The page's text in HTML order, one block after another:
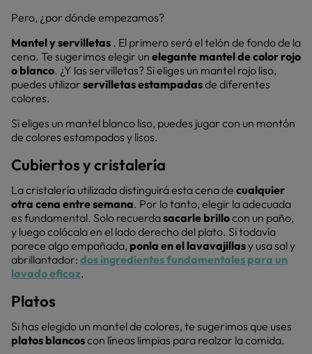
Pero, ¿por dónde empezamos?
Mantel y servilletas . El primero será el telón de fondo de la
cena. Te sugerimos elegir un elegante mantel de color rojo
o blanco. ¿Y las servilletas? Si eliges un mantel rojo liso,
puedes utilizar servilletas estampadasde diferentes
colores.
Si eliges un mantel blanco liso, puedes jugar con un montón
de colores estampados y lisos.
Cubiertos y cristalería
La cristalería utilizada distinguirá esta cena de cualquier
otra cena entre semana. Por lo tanto, elegir la adecuada
es fundamental. Solo recuerdasacarle brillocon un paño,
y luego colócala en el lado derecho del plato. Si todavía
parece algo empañada, ponla en el lavavajillasy usa sal y
abrillantador: dos ingredientes fundamentales para un
lavado eficaz.
Platos
Si has elegido un mantel de colores, te sugerimos que uses
platos blancoscon líneas limpias para realzar la comida.